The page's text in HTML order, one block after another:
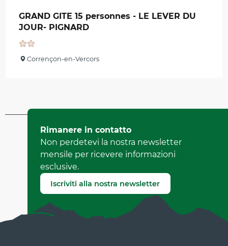
GRAND GITE 15 personnes - LE LEVER DU
JOUR- PIGNARD
Corrençon-en-Vercors
Aggiornato il 17 luglio 2026 A 14:42
da Office de Tourisme de Corrençon en Vercors
(Identificatore dell'offerta : 73712)
Segnala un errore
Rimanere in contatto
Non perdetevi la nostra newsletter
mensile per ricevere informazioni
esclusive.
Iscriviti alla nostra newsletter